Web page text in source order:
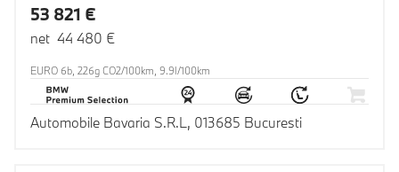
53 821 €
net 44 480 €
EURO 6b, 226g CO2/100km, 9.9l/100km
Automobile Bavaria S.R.L, 013685 Bucuresti